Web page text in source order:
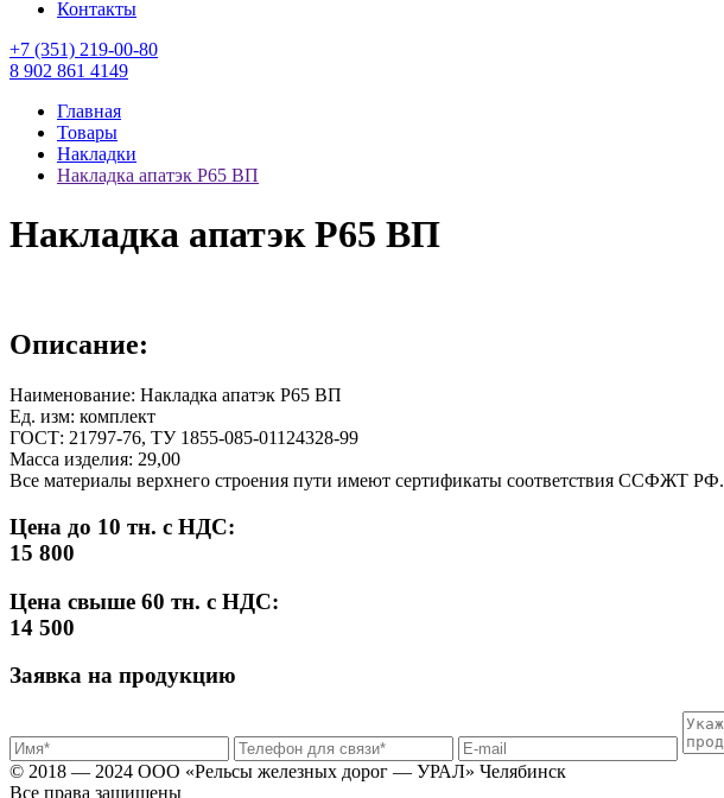
Контакты
+7 (351) 219-00-80
8 902 861 4149
Главная
Товары
Накладки
Накладка апатэк Р65 ВП
Накладка апатэк Р65 ВП
Описание:
Наименование: Накладка апатэк Р65 ВП
Ед. изм: комплект
ГОСТ: 21797-76, ТУ 1855-085-01124328-99
Масса изделия: 29,00
Все материалы верхнего строения пути имеют сертификаты соответствия ССФЖТ РФ.
Цена до 10 тн. с НДС:
15 800
Цена свыше 60 тн. с НДС:
14 500
Заявка на продукцию
© 2018 — 2024 ООО «Рельсы железных дорог — УРАЛ» Челябинск
Все права защищены